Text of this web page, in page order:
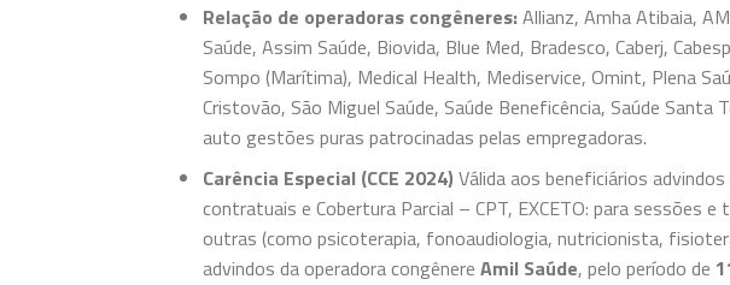
Relação de operadoras congêneres:Allianz, Amha Atibaia,
Saúde, Assim Saúde, Biovida, Blue Med, Bradesco, Caberj,
Sompo (Marítima), Medical Health, Mediservice, Omint, Plena
Cristovão, São Miguel Saúde, Saúde Beneficência, Saúde
auto gestões puras patrocinadas pelas empregadoras.
Carência Especial (CCE 2024) Válida aos beneficiários
contratuais e Cobertura Parcial – CPT, EXCETO: para sessões
outras (como psicoterapia, fonoaudiologia, nutricionista,
advindos da operadora congênere Amil Saúde, pelo período de